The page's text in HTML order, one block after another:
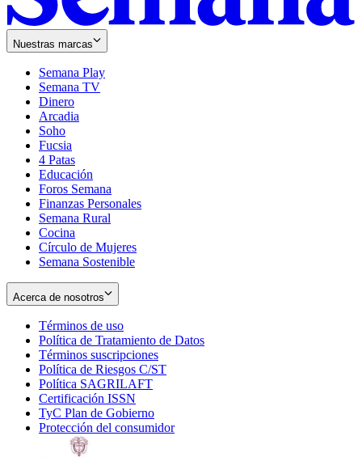
Nuestras marcas
Semana Play
Semana TV
Dinero
Arcadia
Soho
in
new
window
Fucsia
in
new
window
4 Patas
Educación
Foros Semana
Finanzas Personales
Semana Rural
Cocina
Círculo de Mujeres
Semana Sostenible
Acerca de nosotros
Términos de uso
in
new
window
Política de Tratamiento de Datos
Términos suscripciones
in
Política de Riesgos C/ST
Política SAGRILAFT
new
window
Certificación ISSN
in
new
TyC Plan de Gobierno
in
Protección del consumidorOpens